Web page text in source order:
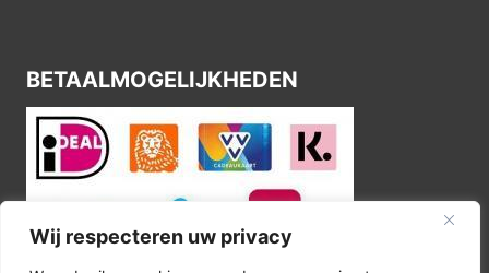
Wij respecteren uw privacy
BETAALMOGELIJKHEDEN